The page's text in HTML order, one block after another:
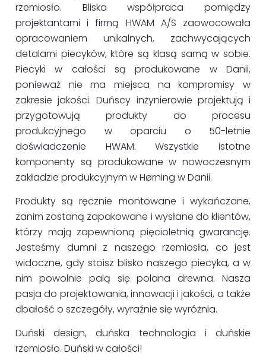
rzemiosło. Bliska współpraca pomiędzy
projektantami i firmą HWAM A/S zaowocowała
opracowaniem unikalnych, zachwycających
detalami piecyków, które są klasą samą w sobie.
Piecyki w całości są produkowane w Danii,
ponieważ nie ma miejsca na kompromisy w
zakresie jakości. Duńscy inżynierowie projektują i
przygotowują produkty do procesu
produkcyjnego w oparciu o 50-letnie
doświadczenie HWAM. Wszystkie istotne
komponenty są produkowane w nowoczesnym
zakładzie produkcyjnym w Hørning w Danii.
Produkty są ręcznie montowane i wykańczane,
zanim zostaną zapakowane i wysłane do klientów,
którzy mają zapewnioną pięcioletnią gwarancję.
Jesteśmy dumni z naszego rzemiosła, co jest
widoczne, gdy stoisz blisko naszego piecyka, a w
nim powolnie palą się polana drewna. Nasza
pasja do projektowania, innowacji i jakości, a także
dbałość o szczegóły, wyraźnie się wyróżnia.
Duński design, duńska technologia i duńskie
rzemiosło. Duński w całości!